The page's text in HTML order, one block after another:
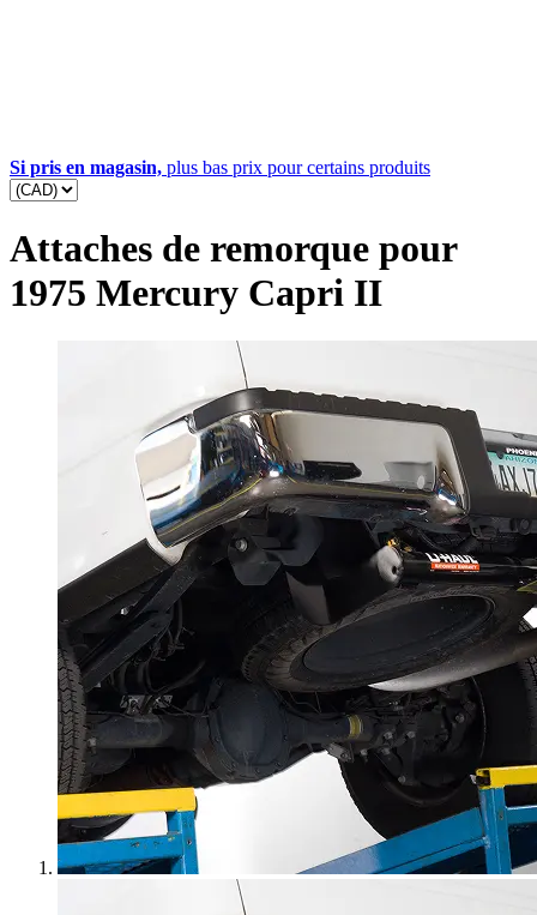
Si pris en magasin, plus bas prix pour certains produits
Attaches de remorque pour
1975 Mercury Capri II